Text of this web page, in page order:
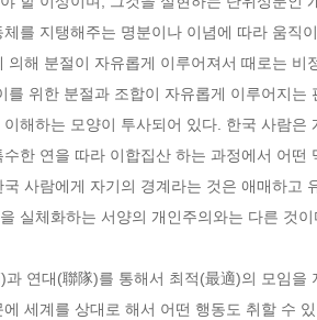
를 지탱해주는 명분이나 이념에 따라 움직
의해 분절이 자유롭게 이루어져서 때로는
를 위한 분절과 조합이 자유롭게 이루어지
해하는 모양이 투사되어 있다. 한국 사람
한 연을 따라 이합집산 하는 과정에서 어
사람에게 자기의 경계라는 것은 애매하고
실체화하는 서양의 개인주의와는 다른 것
과 연대(聯隊)를 통해서 최적(最適)의 모임
에 세계를 상대로 해서 어떤 행동도 취할 수